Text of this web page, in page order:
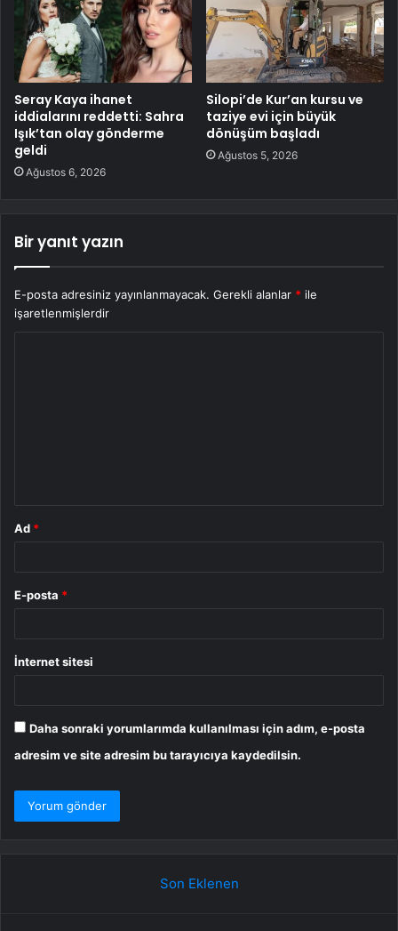
Seray Kaya ihanet
iddialarını reddetti: Sahra
Işık’tan olay gönderme
geldi
Ağustos 6, 2026
Silopi’de Kur’an kursu ve
taziye evi için büyük
dönüşüm başladı
Ağustos 5, 2026
Bir yanıt yazın
E-posta adresiniz yayınlanmayacak. Gerekli alanlar * ile
işaretlenmişlerdir
Ad *
E-posta *
İnternet sitesi
Daha sonraki yorumlarımda kullanılması için adım, e-posta
adresim ve site adresim bu tarayıcıya kaydedilsin.
Son Eklenen